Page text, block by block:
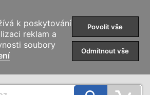
KATEGORIE
k poskytování
reklam a
soubory
Povolit vše
Odmítnout vše